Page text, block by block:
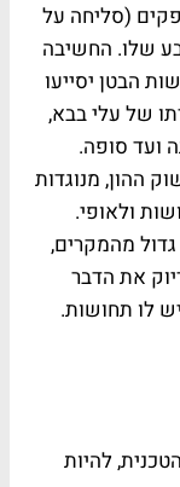
(סליחה על
שלו. החשיבה
הבטן יסייעו
של עלי בבא,
ועד סופה.
ההון, מנוגדות
ולאופי.
מהמקרים,
את הדבר
לו תחושות.
להיות